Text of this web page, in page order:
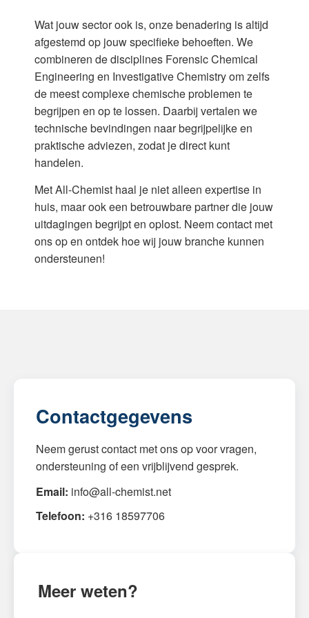
Wat jouw sector ook is, onze benadering is altijd
afgestemd op jouw specifieke behoeften. We
combineren de disciplines Forensic Chemical
Engineering en Investigative Chemistry om zelfs
de meest complexe chemische problemen te
begrijpen en op te lossen. Daarbij vertalen we
technische bevindingen naar begrijpelijke en
praktische adviezen, zodat je direct kunt
handelen.
Met All-Chemist haal je niet alleen expertise in
huis, maar ook een betrouwbare partner die jouw
uitdagingen begrijpt en oplost. Neem contact met
ons op en ontdek hoe wij jouw branche kunnen
ondersteunen!
Contactgegevens
Neem gerust contact met ons op voor vragen,
ondersteuning of een vrijblijvend gesprek.
Email: info@all-chemist.net
Telefoon: +316 18597706
Meer weten?